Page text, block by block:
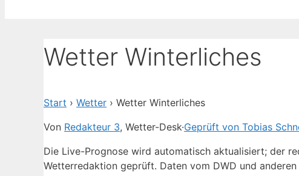
Wetter Winterliches
Start › Wetter › Wetter Winterliches
Von Redakteur 3, Wetter-Desk·Geprüft von Tobias
Die Live-Prognose wird automatisch aktualisiert; der
Wetterredaktion geprüft. Daten vom DWD und